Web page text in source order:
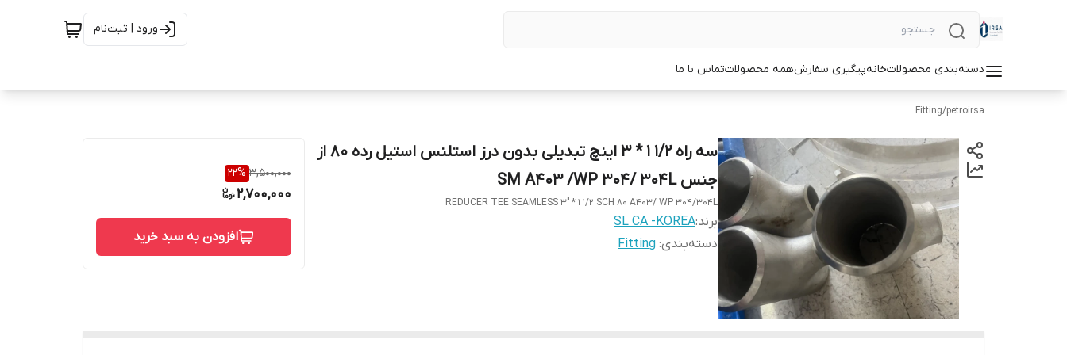
ورود | ثبت‌نام
دسته‌بندی محصولاتخانهپیگیری سفارشهمه محصولاتتماس با ما
petroirsa
/
Fitting
سه راه 1/2 1 * 3 اینچ تبدیلی بدون درز استلنس استیل رده 80 از
جنس SM A403 /WP 304/ 304L
REDUCER TEE SEAMLESS 3" * 1 1/2 SCH 80 A403/ WP 304/304L
برند:SL CA -KOREA
دسته‌بندی:
Fitting
3,500,000
22%
2,700,000
افزودن به سبد خرید